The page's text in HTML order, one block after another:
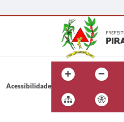
Acessibilidade